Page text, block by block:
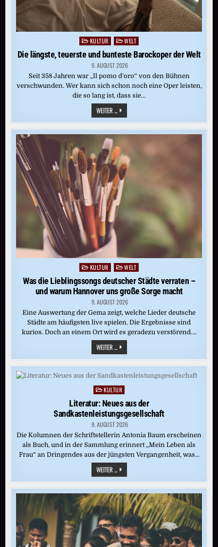
Posted
in
KULTUR WELT
Die längste, teuerste und bunteste Barockoper der Welt
9. AUGUST 2026
Seit 358 Jahren war „Il pomo d’oro“ von den Bühnen
verschwunden. Wer kann sich schon noch eine Oper leisten,
die so lang ist, dass sie…
WEITER ... DIE
LÄNGSTE,
TEUERSTE
UND
BUNTESTE
BAROCKOPER
DER
WELT
PostedKULTUR WELT
Was die Lieblingssongs deutscher Städte verraten –
und warum Hannover uns große Sorge macht
9. AUGUST 2026
Eine Auswertung der Gema zeigt, welche Lieder deutsche
Städte am häufigsten live spielen. Die Ergebnisse sind
kurios. Doch an einem Ort wird es geradezu verstörend….
WEITER ... WAS
DIE
LIEBLINGSSONGS
DEUTSCHER
STÄDTE
VERRATEN
–
UND
WARUM
HANNOVER
UNS
GROSSE S
ORGE M
ACHT
PostedKULTUR
Literatur: Neues aus der
Sandkastenleistungsgesellschaft
9. AUGUST 2026
Die Kolumnen der Schriftstellerin Antonia Baum erscheinen
als Buch, und in der Sammlung erinnert „Mein Leben als
Frau“ an Dringendes aus der jüngsten Vergangenheit, was…
WEITER ... LITERATUR:
NEUES
AUS
DER
SANDKASTENLEISTUNGSGESELLSCHAFT